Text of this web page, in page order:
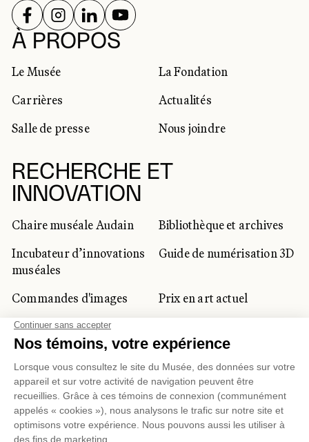
À PROPOS
Le Musée
La Fondation
Carrières
Actualités
Salle de presse
Nous joindre
RECHERCHE ET
INNOVATION
Chaire muséale Audain
Bibliothèque et archives
Incubateur d’innovations
muséales
Guide de numérisation 3D
Commandes d'images
Prix en art actuel
Prix Lynne-Cohen
CLIENTÈLE CORPORATIVE
ET PRIVÉE
Location d'espaces Activités corporatives
RÉSEAUX SOCIAUX
SUIVEZ-NOUS SUR
SUIVEZ-NOUS SUR
SUIVEZ-NOUS SUR
SUIVEZ-NOUS SUR